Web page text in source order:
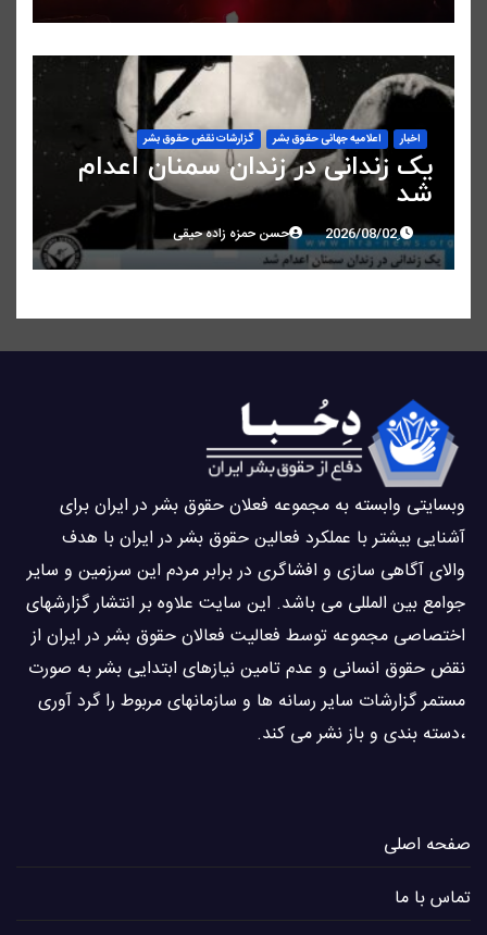
اخبار اعلاميه جهانی حقوق بشر گزارشات نقض حقوق بشر
یک زندانی در زندان سمنان اعدام
شد
حسن حمزه زاده حیقی
وبسايتى وابسته به مجموعه فعلان حقوق بشر در ایران برای
آشنایی بيشتر با عملکرد فعالین حقوق بشر در ایران با هدف
والاى آگاهى سازی و افشاگرى در برابر مردم این سرزمین و ساير
جوامع بین المللى می باشد. این سایت علاوه بر انتشار گزارشهای
اختصاصی مجموعه توسط فعاليت فعالان حقوق بشر در ایران از
نقض حقوق انسانی و عدم تامین نیازهای ابتدایی بشر به صورت
مستمر گزارشات سایر رسانه ها و سازمانهای مربوط را گرد آوری
،دسته بندی و باز نشر می كند.
صفحه اصلی
تماس با ما